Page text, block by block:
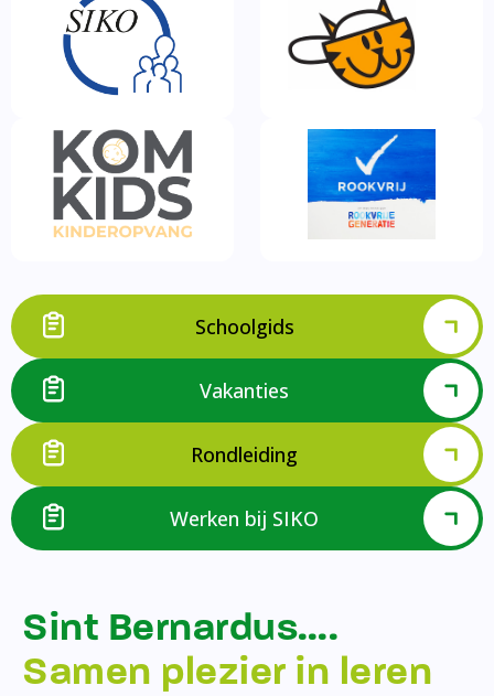
Schoolgids
Vakanties
Rondleiding
Werken bij SIKO
Sint Bernardus….
Samen plezier in leren